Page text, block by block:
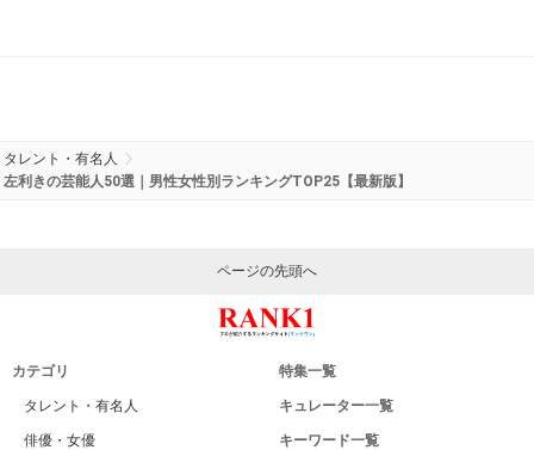
タレント・有名人
左利きの芸能人50選｜男性女性別ランキングTOP25【最新版】
ページの先頭へ
カテゴリ
タレント・有名人
俳優・女優
特集一覧
キュレーター一覧
キーワード一覧